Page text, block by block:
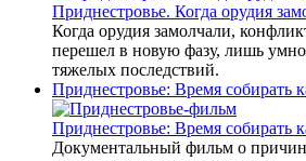
Приднестровье. Когда орудия
Когда орудия замолчали,
перешел в новую фазу, лишь
тяжелых последствий.
Приднестровье: Время собирать
Приднестровье: Время собирать
Документальный фильм о